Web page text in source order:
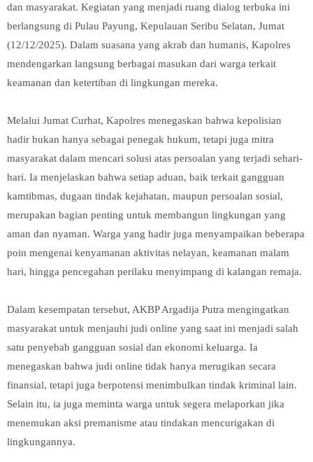
dan masyarakat. Kegiatan yang menjadi ruang dialog terbuka ini
berlangsung di Pulau Payung, Kepulauan Seribu Selatan, Jumat
(12/12/2025). Dalam suasana yang akrab dan humanis, Kapolres
mendengarkan langsung berbagai masukan dari warga terkait
keamanan dan ketertiban di lingkungan mereka.
Melalui Jumat Curhat, Kapolres menegaskan bahwa kepolisian
hadir bukan hanya sebagai penegak hukum, tetapi juga mitra
masyarakat dalam mencari solusi atas persoalan yang terjadi sehari-
hari. Ia menjelaskan bahwa setiap aduan, baik terkait gangguan
kamtibmas, dugaan tindak kejahatan, maupun persoalan sosial,
merupakan bagian penting untuk membangun lingkungan yang
aman dan nyaman. Warga yang hadir juga menyampaikan beberapa
poin mengenai kenyamanan aktivitas nelayan, keamanan malam
hari, hingga pencegahan perilaku menyimpang di kalangan remaja.
Dalam kesempatan tersebut, AKBP Argadija Putra mengingatkan
masyarakat untuk menjauhi judi online yang saat ini menjadi salah
satu penyebab gangguan sosial dan ekonomi keluarga. Ia
menegaskan bahwa judi online tidak hanya merugikan secara
finansial, tetapi juga berpotensi menimbulkan tindak kriminal lain.
Selain itu, ia juga meminta warga untuk segera melaporkan jika
menemukan aksi premanisme atau tindakan mencurigakan di
lingkungannya.